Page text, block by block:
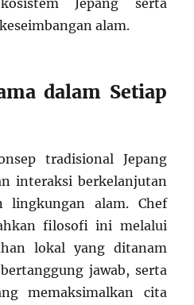
alam.
dalam Setiap
tradisional Jepang
interaksi berkelanjutan
lingkungan alam. Chef
filosofi ini melalui
lokal yang ditanam
jawab, serta
memaksimalkan cita